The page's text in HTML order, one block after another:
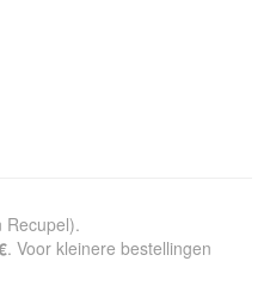
Recupel).
. Voor kleinere bestellingen